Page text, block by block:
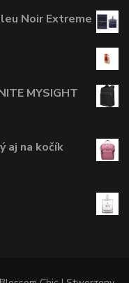
Noir Extreme
MYSIGHT
aj na kočík